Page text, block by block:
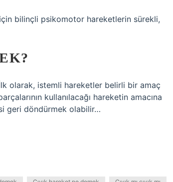
bilinçli psikomotor hareketlerin sürekli,
olarak, istemli hareketler belirli bir amaç
kullanılacağı hareketin amacına
geri döndürmek olabilir…